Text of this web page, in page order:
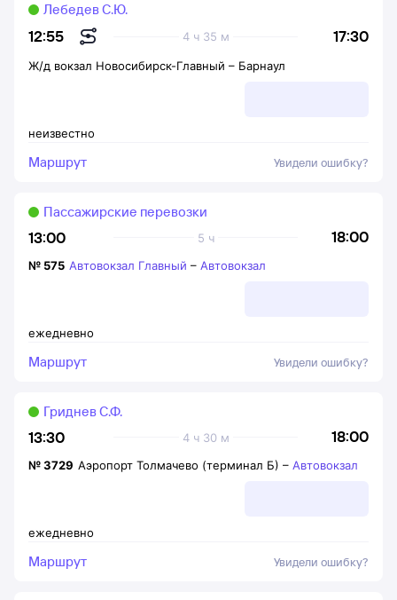
12:55 17:30
4 ч 35 м
Лебедев С.Ю.
неизвестно
Ж/д вокзал Новосибирск-Главный – Барнаул
Маршрут Увидели ошибку?
13:00 18:00
5 ч
Пассажирские перевозки
ежедневно
№ 575 Автовокзал Главный – Автовокзал
Маршрут Увидели ошибку?
13:30 18:00
4 ч 30 м
Гриднев С.Ф.
ежедневно
№3729 Аэропорт Толмачево (терминал Б) – Автовокзал
Маршрут Увидели ошибку?